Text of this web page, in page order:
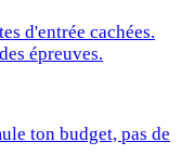
d'entrée cachées.
épreuves.
ton budget, pas de